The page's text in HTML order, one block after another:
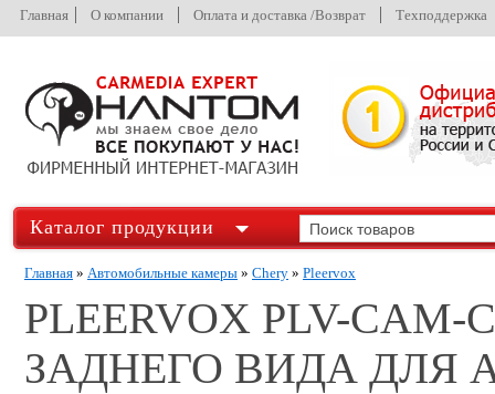
Главная О компании Оплата и доставка /Возврат Техподдержка
Каталог продукции
Главная » Автомобильные камеры » Chery » Pleervox
PLEERVOX PLV-
ЗАДНЕГО ВИДА ДЛЯ